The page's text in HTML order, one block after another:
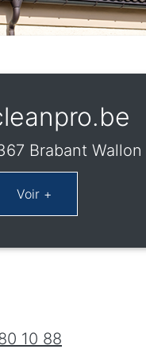
Brabant Wallon
10 88